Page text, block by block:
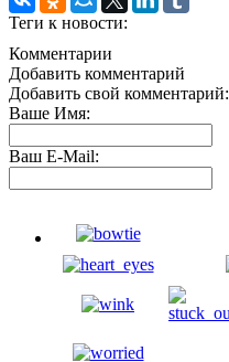
Теги к новости:
Комментарии
Добавить комментарий
Добавить свой комментарий:
Ваше Имя:
Ваш E-Mail: